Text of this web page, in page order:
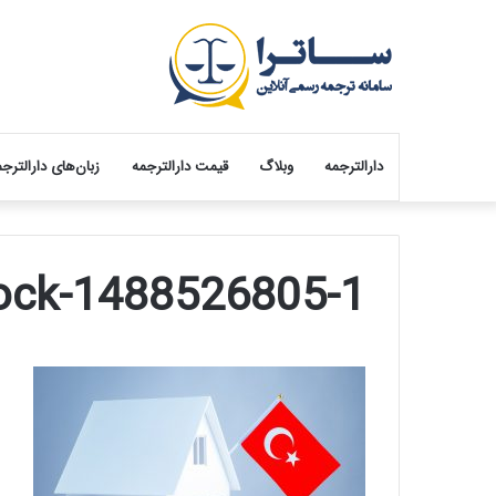
دارالترجمه وبلاگ قیمت دارالترجمه زبان‌های
1488526805-1